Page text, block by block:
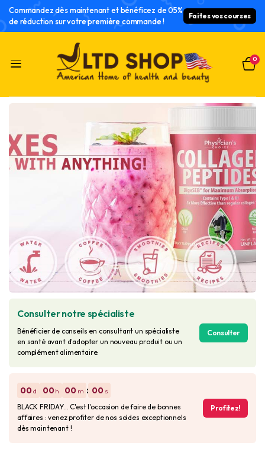
Commandez dès maintenant et bénéficez de 05%
de réduction sur votre première commande !
Faites vos courses
0
Consulter notre spécialiste
Bénéficier de conseils en consultant un spécialiste
en santé avant d'adopter un nouveau produit ou un
complément alimentaire.
Consulter
00d 00h 00 m : 00 s
BLACK FRIDAY... C'est l'occasion de faire de bonnes
affaires : venez profiter de nos soldes exceptionnels
dès maintenant !
Profitez!